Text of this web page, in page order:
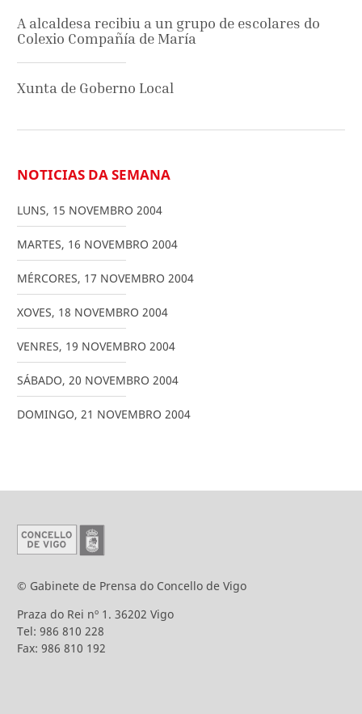
A alcaldesa recibiu a un grupo de escolares do
Colexio Compañía de María
Xunta de Goberno Local
NOTICIAS DA SEMANA
LUNS, 15 NOVEMBRO 2004
MARTES, 16 NOVEMBRO 2004
MÉRCORES, 17 NOVEMBRO 2004
XOVES, 18 NOVEMBRO 2004
VENRES, 19 NOVEMBRO 2004
SÁBADO, 20 NOVEMBRO 2004
DOMINGO, 21 NOVEMBRO 2004
© Gabinete de Prensa do Concello de Vigo
Praza do Rei nº 1. 36202 Vigo
Tel: 986 810 228
Fax: 986 810 192